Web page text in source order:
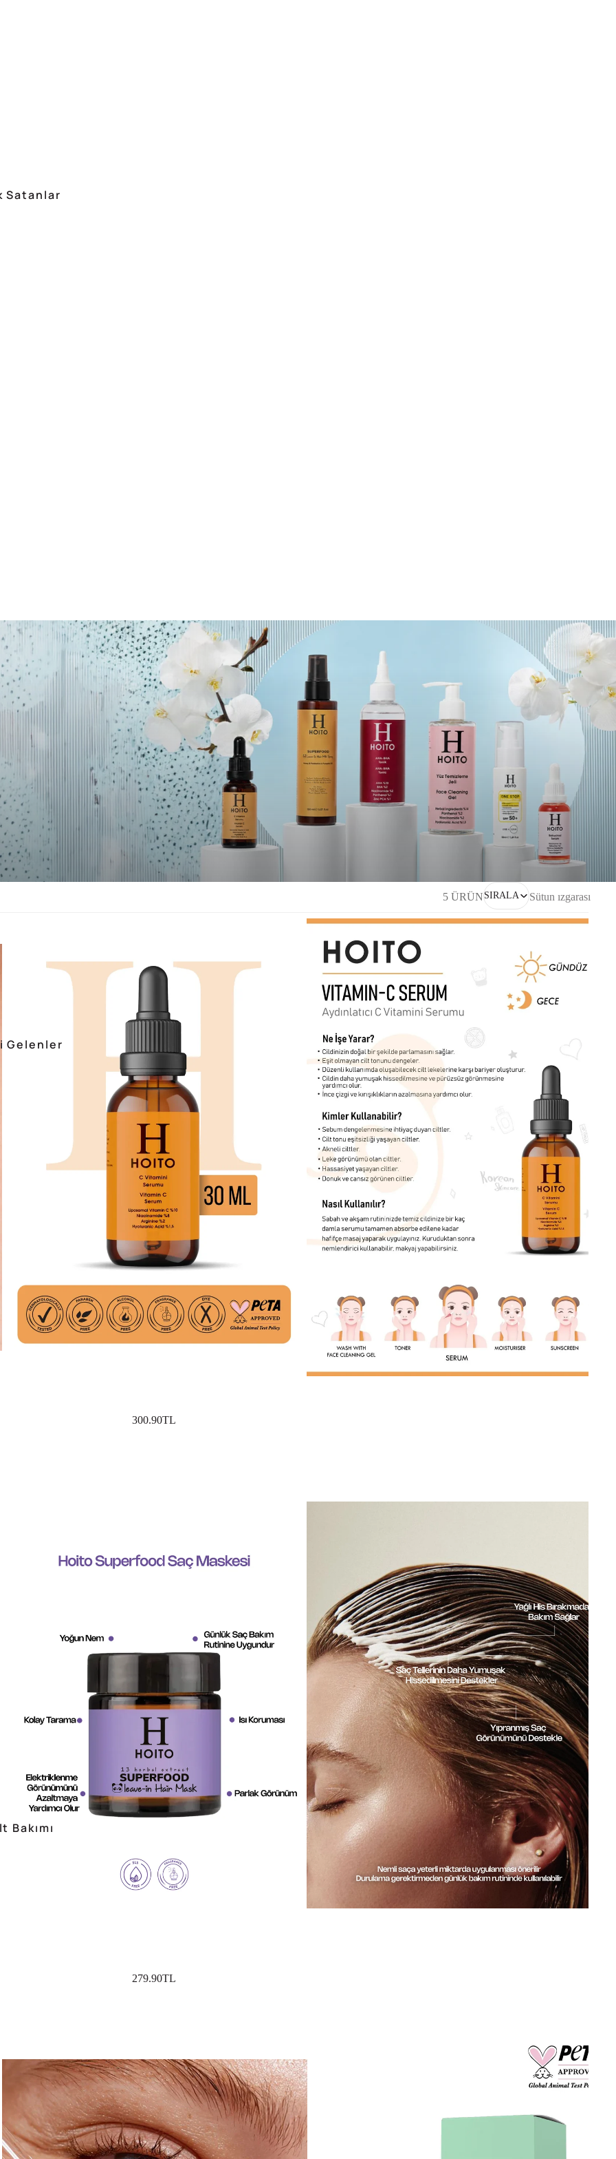
Satanlar
Gelenler
Bakımı
5 ÜRÜN SIRALA Sütun ızgarası
300.90TL
279.90TL